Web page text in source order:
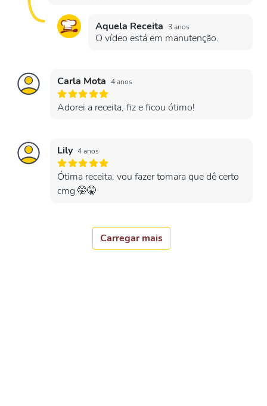
Aquela Receita 3 anos
O vídeo está em manutenção.
Carla Mota 4 anos
Adorei a receita, fiz e ficou ótimo!
Lily 4 anos
Ótima receita. vou fazer tomara que dê certo
cmg 🤭🤫
Carregar mais